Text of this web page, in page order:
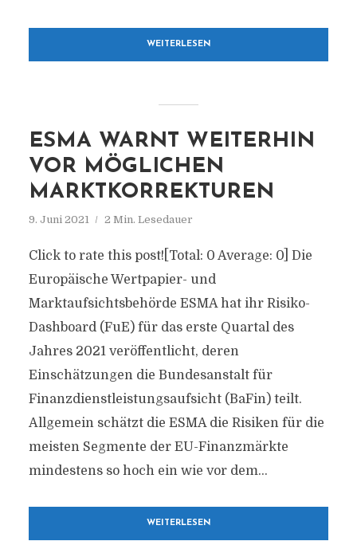
WEITERLESEN
ESMA WARNT WEITERHIN
VOR MÖGLICHEN
MARKTKORREKTUREN
9. Juni 2021 2 Min. Lesedauer
Click to rate this post![Total: 0 Average: 0] Die
Europäische Wertpapier- und
Marktaufsichtsbehörde ESMA hat ihr Risiko-
Dashboard (FuE) für das erste Quartal des
Jahres 2021 veröffentlicht, deren
Einschätzungen die Bundesanstalt für
Finanzdienstleistungsaufsicht (BaFin) teilt.
Allgemein schätzt die ESMA die Risiken für die
meisten Segmente der EU-Finanzmärkte
mindestens so hoch ein wie vor dem...
WEITERLESEN